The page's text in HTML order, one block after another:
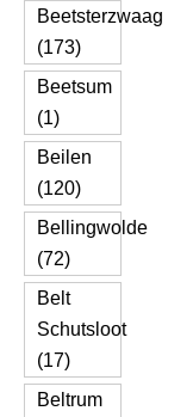
Beetsterzwaag
(173)
Beetsum
(1)
Beilen
(120)
Bellingwolde
(72)
Belt
Schutsloot
(17)
Beltrum